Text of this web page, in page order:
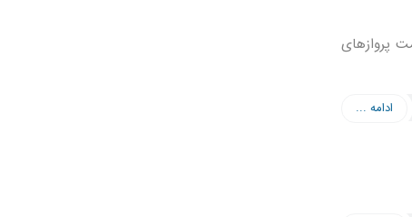
پروازهای
ادامه ...